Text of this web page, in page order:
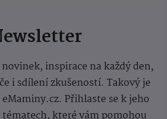
inspirace na každý den,
i sdílení zkušeností. Takový je
Přihlaste se k jeho